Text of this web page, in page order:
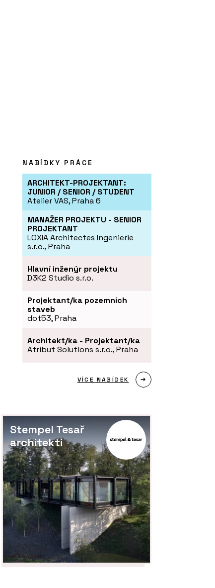
NABÍDKY PRÁCE
ARCHITEKT-PROJEKTANT:
JUNIOR / SENIOR / STUDENT
Atelier VAS, Praha 6
MANAŽER PROJEKTU - SENIOR
PROJEKTANT
LOXIA Architectes Ingenierie
s.r.o., Praha
Hlavní inženýr projektu
D3K2 Studio s.r.o.
Projektant/ka pozemních
staveb
dot53, Praha
Architekt/ka - Projektant/ka
Atribut Solutions s.r.o., Praha
VÍCE NABÍDEK
Stempel Tesař
architekti